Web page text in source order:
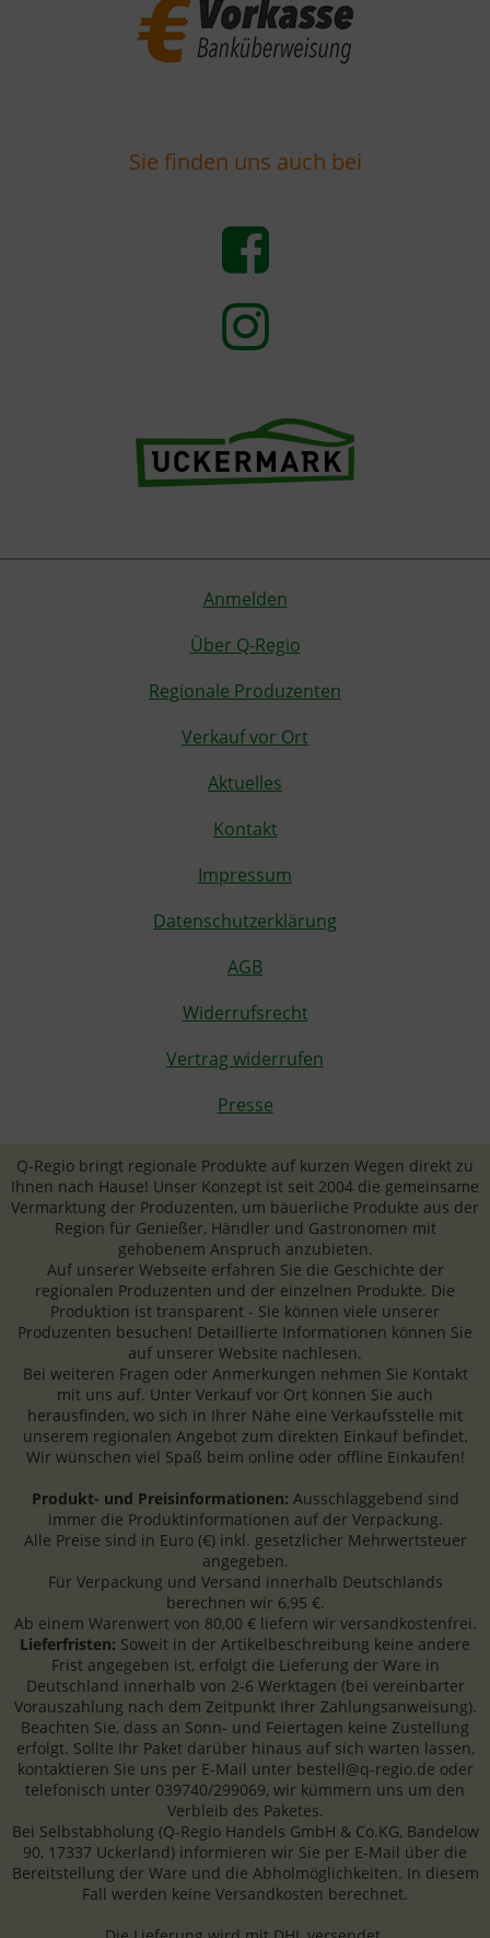
Sie finden uns auch bei
Anmelden
Über Q-Regio
Regionale Produzenten
Verkauf vor Ort
Aktuelles
Kontakt
Impressum
Datenschutzerklärung
AGB
Widerrufsrecht
Vertrag widerrufen
Presse
Q-Regio bringt regionale Produkte auf kurzen Wegen direkt zu
Ihnen nach Hause! Unser Konzept ist seit 2004 die gemeinsame
Vermarktung der Produzenten, um bäuerliche Produkte aus der
Region für Genießer, Händler und Gastronomen mit
gehobenem Anspruch anzubieten.
Auf unserer Webseite erfahren Sie die Geschichte der
regionalen Produzenten und der einzelnen Produkte. Die
Produktion ist transparent - Sie können viele unserer
Produzenten besuchen! Detaillierte Informationen können Sie
auf unserer Website nachlesen.
Bei weiteren Fragen oder Anmerkungen nehmen Sie Kontakt
mit uns auf. Unter Verkauf vor Ort können Sie auch
herausfinden, wo sich in Ihrer Nähe eine Verkaufsstelle mit
unserem regionalen Angebot zum direkten Einkauf befindet.
Wir wünschen viel Spaß beim online oder offline Einkaufen!
Produkt- und Preisinformationen: Ausschlaggebend sind
immer die Produktinformationen auf der Verpackung.
Alle Preise sind in Euro (€) inkl. gesetzlicher Mehrwertsteuer
angegeben.
Für Verpackung und Versand innerhalb Deutschlands
berechnen wir 6,95 €.
Ab einem Warenwert von 80,00 € liefern wir versandkostenfrei.
Lieferfristen: Soweit in der Artikelbeschreibung keine andere
Frist angegeben ist, erfolgt die Lieferung der Ware in
Deutschland innerhalb von 2-6 Werktagen (bei vereinbarter
Vorauszahlung nach dem Zeitpunkt Ihrer Zahlungsanweisung).
Beachten Sie, dass an Sonn- und Feiertagen keine Zustellung
erfolgt. Sollte Ihr Paket darüber hinaus auf sich warten lassen,
kontaktieren Sie uns per E-Mail unter bestell@q-regio.de oder
telefonisch unter 039740/299069, wir kümmern uns um den
Verbleib des Paketes.
Bei Selbstabholung (Q-Regio Handels GmbH & Co.KG, Bandelow
90, 17337 Uckerland) informieren wir Sie per E-Mail über die
Bereitstellung der Ware und die Abholmöglichkeiten. In diesem
Fall werden keine Versandkosten berechnet.